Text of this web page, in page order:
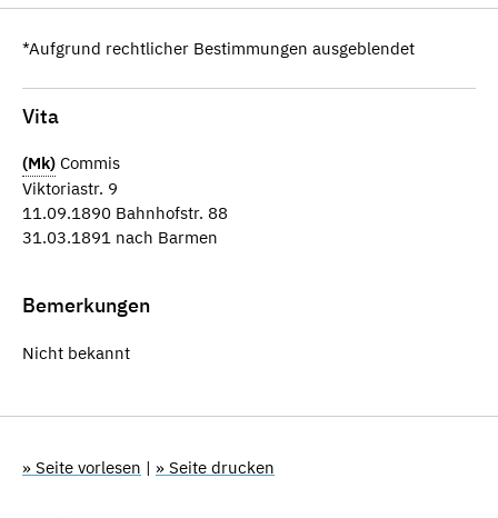
*Aufgrund rechtlicher Bestimmungen ausgeblendet
Vita
(Mk) Commis
Viktoriastr. 9
11.09.1890 Bahnhofstr. 88
31.03.1891 nach Barmen
Bemerkungen
Nicht bekannt
» Seite vorlesen | » Seite drucken